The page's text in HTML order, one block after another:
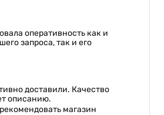
оперативность как и
запроса, так и его
доставили. Качество
описанию.
магазин